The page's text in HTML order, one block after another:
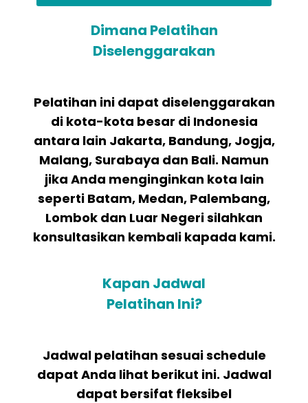
Dimana Pelatihan
Diselenggarakan
Pelatihan ini dapat diselenggarakan
di kota-kota besar di Indonesia
antara lain Jakarta, Bandung, Jogja,
Malang, Surabaya dan Bali. Namun
jika Anda menginginkan kota lain
seperti Batam, Medan, Palembang,
Lombok dan Luar Negeri silahkan
konsultasikan kembali kapada kami.
Kapan Jadwal
Pelatihan Ini?
Jadwal pelatihan sesuai schedule
dapat Anda lihat berikut ini. Jadwal
dapat bersifat fleksibel